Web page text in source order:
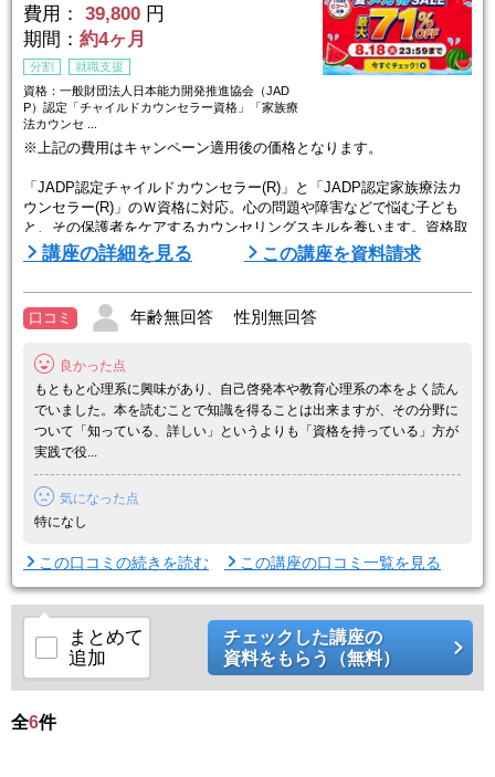
費用：
39,800 円
期間： 約4ヶ月
分割
就職支援
資格：一般財団法人日本能力開発推進協会（JAD
P）認定「チャイルドカウンセラー資格」「家族療
法カウンセ ...
※上記の費用はキャンペーン適用後の価格となります。
「JADP認定チャイルドカウンセラー(R)」と「JADP認定家族療法カ
ウンセラー(R)」のＷ資格に対応。心の問題や障害などで悩む子ども
と、その保護者をケアするカウンセリングスキルを養います。資格取
得後は学校、児童福祉施設などで活躍する道も。就・転職サポートも
あり。
【カリキュラムの特長】
実践で想定されるケース別のカウンセリングテクニック、子育て理
図解満載のテキストと、カウンセラ ...
講座の詳細を見る この講座を資料請求
口コミ 年齢無回答 性別無回答
良かった点
もともと心理系に興味があり、自己啓発本や教育心理系の本をよく読ん
でいました。本を読むことで知識を得ることは出来ますが、その分野に
ついて「知っている、詳しい」というよりも「資格を持っている」方が
実践で役...
気になった点
特になし
この口コミの続きを読む この講座の口コミ一覧を見る
まとめて
追加
チェックした講座の
資料をもらう（無料）
全6件